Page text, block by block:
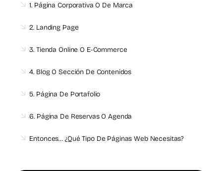
1. Página Corporativa O De Marca
2. Landing Page
3. Tienda Online O E-Commerce
4. Blog O Sección De Contenidos
5. Página De Portafolio
6. Página De Reservas O Agenda
Entonces… ¿qué Tipo De Páginas Web Necesitas?